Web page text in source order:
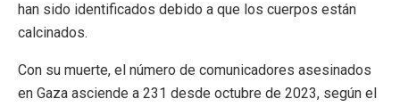
han sido identificados debido a que los cuerpos están
calcinados.
Con su muerte, el número de comunicadores asesinados
en Gaza asciende a 231 desde octubre de 2023, según el